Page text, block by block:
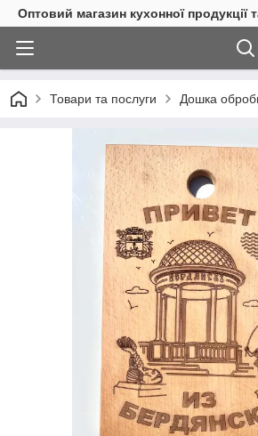
Оптовий магазин кухонної продукції
Товари та послуги Дошка